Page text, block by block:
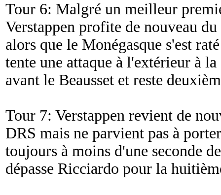
Tour 6: Malgré un meilleur
Verstappen profite de nouveau
alors que le Monégasque s'est
tente une attaque à l'extérieur à
avant le Beausset et reste
Tour 7: Verstappen revient de
DRS mais ne parvient pas à
toujours à moins d'une seconde
dépasse Ricciardo pour la